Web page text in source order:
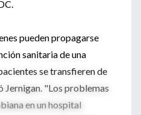
pueden propagarse
sanitaria de una
se transfieren de
Jernigan. "Los problemas
en un hospital